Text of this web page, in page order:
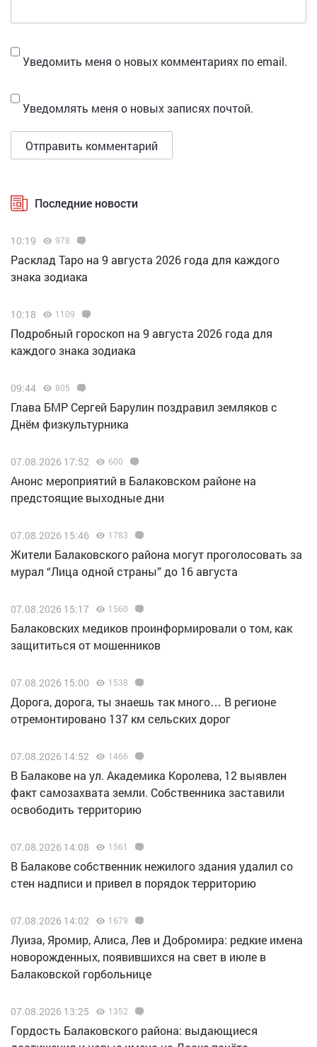
Уведомить меня о новых комментариях по email.
Уведомлять меня о новых записях почтой.
Последние новости
10:19 978
Расклад Таро на 9 августа 2026 года для каждого
знака зодиака
10:18 1109
Подробный гороскоп на 9 августа 2026 года для
каждого знака зодиака
09:44 805
Глава БМР Сергей Барулин поздравил земляков с
Днём физкультурника
07.08.2026 17:52 600
Анонс мероприятий в Балаковском районе на
предстоящие выходные дни
07.08.2026 15:46 1783
Жители Балаковского района могут проголосовать за
мурал “Лица одной страны” до 16 августа
07.08.2026 15:17 1560
Балаковских медиков проинформировали о том, как
защититься от мошенников
07.08.2026 15:00 1538
Дорога, дорога, ты знаешь так много… В регионе
отремонтировано 137 км сельских дорог
07.08.2026 14:52 1466
В Балакове на ул. Академика Королева, 12 выявлен
факт самозахвата земли. Собственника заставили
освободить территорию
07.08.2026 14:08 1561
В Балакове собственник нежилого здания удалил со
стен надписи и привел в порядок территорию
07.08.2026 14:02 1679
Луиза, Яромир, Алиса, Лев и Добромира: редкие имена
новорожденных, появившихся на свет в июле в
Балаковской горбольнице
07.08.2026 13:25 1352
Гордость Балаковского района: выдающиеся